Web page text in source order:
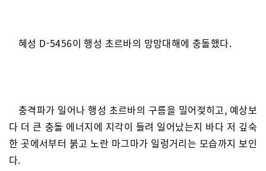
혜성 D-5456이 행성 초르바의 망망대해에 충돌했다.
충격파가 일어나 행성 초르바의 구름을 밀어젖히고, 예상보
다 더 큰 충돌 에너지에 지각이 들려 일어났는지 바다 저 깊숙
한 곳에서부터 붉고 노란 마그마가 일렁거리는 모습까지 보인
다.